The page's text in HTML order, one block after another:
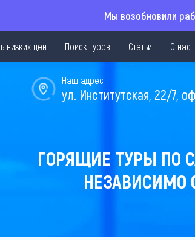
Мы возобновили
низких цен Поиск туров Статьи О нас
Наш адрес
ул. Институтская, 22/7,
ГОРЯЩИЕ ТУРЫ ПО
НЕЗАВИСИМО